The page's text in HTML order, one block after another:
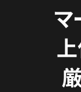
マ